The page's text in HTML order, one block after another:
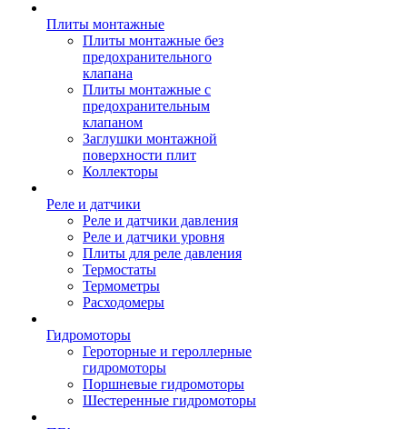
Плиты монтажные
Плиты монтажные без
предохранительного
клапана
Плиты монтажные с
предохранительным
клапаном
Заглушки монтажной
поверхности плит
Коллекторы
Реле и датчики
Реле и датчики давления
Реле и датчики уровня
Плиты для реле давления
Термостаты
Термометры
Расходомеры
Гидромоторы
Героторные и героллерные
гидромоторы
Поршневые гидромоторы
Шестеренные гидромоторы